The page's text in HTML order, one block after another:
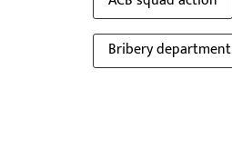
Bribery department